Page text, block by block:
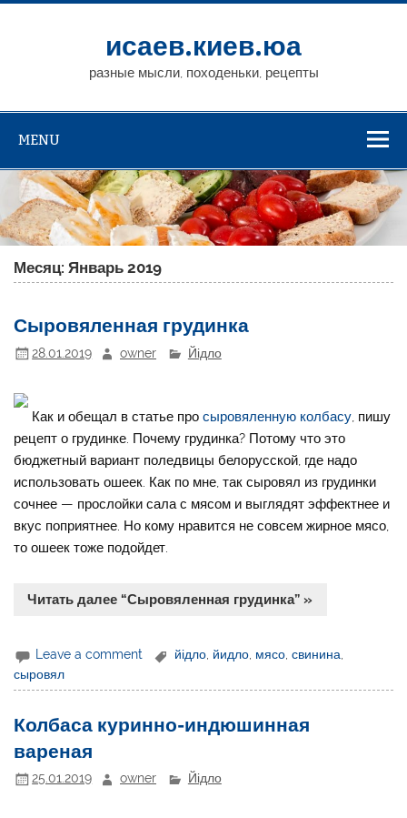
исаев.киев.юа
разные мысли, походеньки, рецепты
MENU
Месяц: Январь 2019
Сыровяленная грудинка
28.01.2019 owner Йідло
Как и обещал в статье просыровяленную колбасу, пишу
рецепт о грудинке. Почему грудинка? Потому что это
бюджетный вариант поледвицы белорусской, где надо
использовать ошеек. Как по мне, так сыровял из грудинки
сочнее — прослойки сала с мясом и выглядят эффектнее и
вкус поприятнее. Но кому нравится не совсем жирное мясо,
то ошеек тоже подойдет.
Читать далее “Сыровяленная грудинка” »
Leave a comment йідло, йидло, мясо,свинина,
сыровял
Колбаса куринно-индюшинная
вареная
25.01.2019 owner Йідло